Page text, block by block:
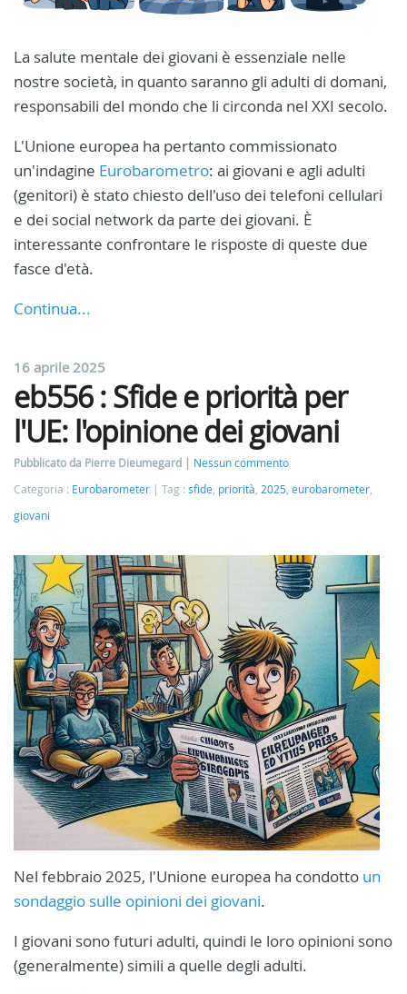
La salute mentale dei giovani è essenziale nelle
nostre società, in quanto saranno gli adulti di domani,
responsabili del mondo che li circonda nel XXI secolo.
L'Unione europea ha pertanto commissionato
un'indagine Eurobarometro: ai giovani e agli adulti
(genitori) è stato chiesto dell'uso dei telefoni cellulari
e dei social network da parte dei giovani. È
interessante confrontare le risposte di queste due
fasce d'età.
Continua...
16 aprile 2025
eb556 : Sfide e priorità per
l'UE: l'opinione dei giovani
Pubblicato da Pierre Dieumegard
Nessun commento
Categoria : Eurobarometer Tag : sfide, priorità, 2025, eurobarometer,
giovani
Nel febbraio 2025, l'Unione europea ha condotto un
sondaggio sulle opinioni dei giovani.
I giovani sono futuri adulti, quindi le loro opinioni sono
(generalmente) simili a quelle degli adulti.